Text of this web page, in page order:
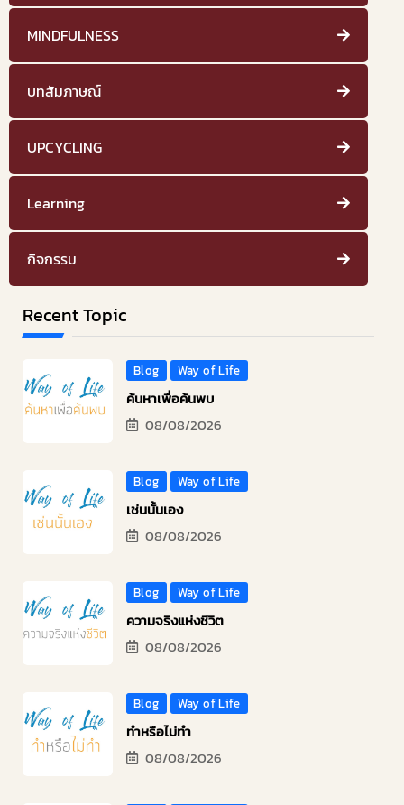
MINDFULNESS
บทสัมภาษณ์
UPCYCLING
Learning
กิจกรรม
Recent Topic
Blog Way of Life
ค้นหาเพื่อค้นพบ
08/08/2026
Blog Way of Life
เช่นนั้นเอง
08/08/2026
Blog Way of Life
ความจริงแห่งชีวิต
08/08/2026
Blog Way of Life
ทำหรือไม่ทำ
08/08/2026